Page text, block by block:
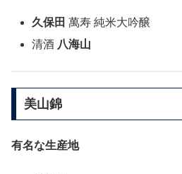
久保田 萬寿 純米大吟醸
清酒 八海山
美山錦
有名な生産地